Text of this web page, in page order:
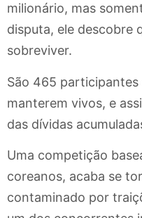
milionário, mas
disputa, ele descobre
sobreviver.
São 465
manterem vivos, e
das dívidas
Uma competição
coreanos, acaba se
contaminado por